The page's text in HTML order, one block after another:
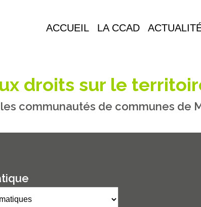
ACCUEIL LA CCAD
droits sur le
communautés de communes de